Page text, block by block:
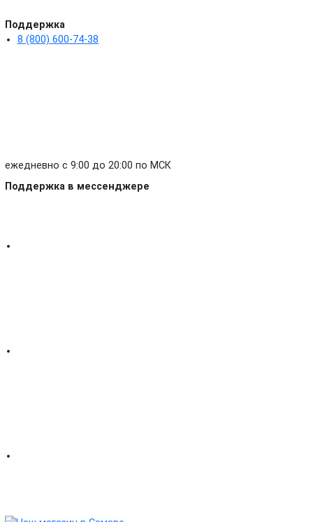
Поддержка
8 (800) 600-74-38
ежедневно с 9:00 до 20:00 по МСК
Поддержка в мессенджере